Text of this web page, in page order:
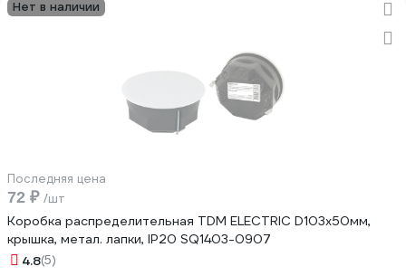
Нет в наличии
Последняя цена
72 ₽ /шт
Коробка распределительная TDM ELECTRIC D103х50мм,
крышка, метал. лапки, IP20 SQ1403-0907
4.8(5)